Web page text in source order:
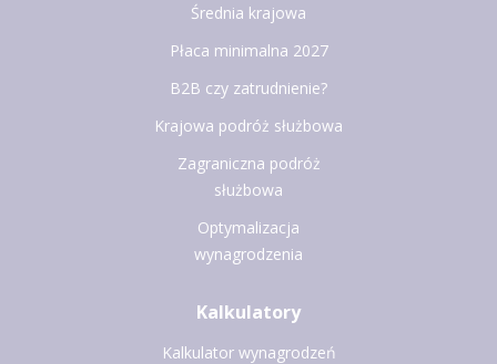
Średnia krajowa
Płaca minimalna 2027
B2B czy zatrudnienie?
Krajowa podróż służbowa
Zagraniczna podróż
służbowa
Optymalizacja
wynagrodzenia
Kalkulatory
Kalkulator wynagrodzeń